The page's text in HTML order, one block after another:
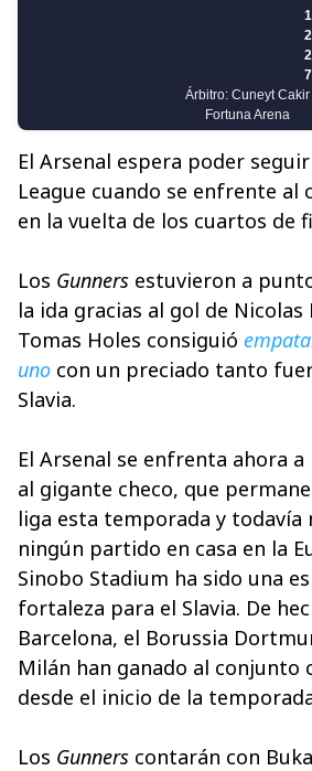
El Arsenal espera poder
League cuando se enfrente al
en la vuelta de los cuartos de
Los Gunners estuvieron a
la ida gracias al gol de Nicolas
Tomas Holes consiguió
uno con un preciado tanto
Slavia.
El Arsenal se enfrenta ahora
al gigante checo, que
liga esta temporada y todavía
ningún partido en casa en la
Sinobo Stadium ha sido una
fortaleza para el Slavia. De
Barcelona, el Borussia
Milán han ganado al conjunto
desde el inicio de la
Los Gunners contarán con